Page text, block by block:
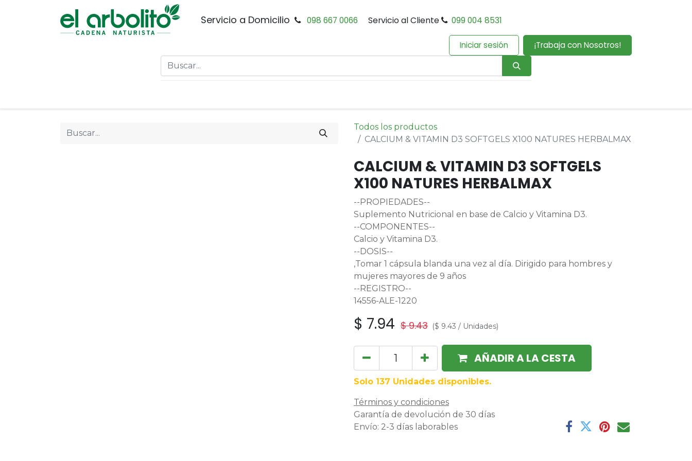
Servicio a Domicilio 098 667 0066 Servicio al Cliente 099 004 8531
Iniciar sesión ¡Trabaja con Nosotros!
Todos los productos
CALCIUM & VITAMIN D3 SOFTGELS X100 NATURES HERBALMAX
CALCIUM & VITAMIN D3 SOFTGELS
X100 NATURES HERBALMAX
--PROPIEDADES--
Suplemento Nutricional en base de Calcio y Vitamina D3.
--COMPONENTES--
Calcio y Vitamina D3.
--DOSIS--
,Tomar 1 cápsula blanda una vez al día. Dirigido para hombres y
mujeres mayores de 9 años
--REGISTRO--
14556-ALE-1220
$ 7.94 $9.43 ($ 9.43 / Unidades)
AÑADIR A LA CESTA
Solo 137 Unidades disponibles.
Términos y condiciones
Garantía de devolución de 30 días
Envío: 2-3 días laborables